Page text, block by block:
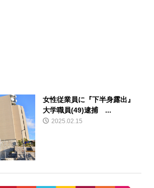
女性従業員に『下半身露出』
大学職員(49)逮捕 ...
2025.02.15